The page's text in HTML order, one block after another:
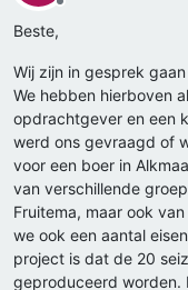
Offline
Beste,
Wij zijn in gesprek
We hebben hierboven
opdrachtgever en een
werd ons gevraagd of
voor een boer in
van verschillende
Fruitema, maar ook
we ook een aantal
project is dat de 20
geproduceerd worden.